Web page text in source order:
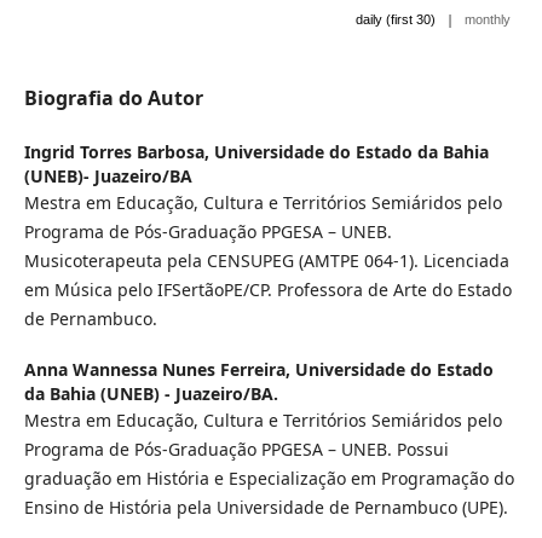
daily (first 30) | monthly
Biografia do Autor
Ingrid Torres Barbosa, Universidade do Estado da Bahia
(UNEB)- Juazeiro/BA
Mestra em Educação, Cultura e Territórios Semiáridos pelo
Programa de Pós-Graduação PPGESA – UNEB.
Musicoterapeuta pela CENSUPEG (AMTPE 064-1). Licenciada
em Música pelo IFSertãoPE/CP. Professora de Arte do Estado
de Pernambuco.
Anna Wannessa Nunes Ferreira, Universidade do Estado
da Bahia (UNEB) - Juazeiro/BA.
Mestra em Educação, Cultura e Territórios Semiáridos pelo
Programa de Pós-Graduação PPGESA – UNEB. Possui
graduação em História e Especialização em Programação do
Ensino de História pela Universidade de Pernambuco (UPE).